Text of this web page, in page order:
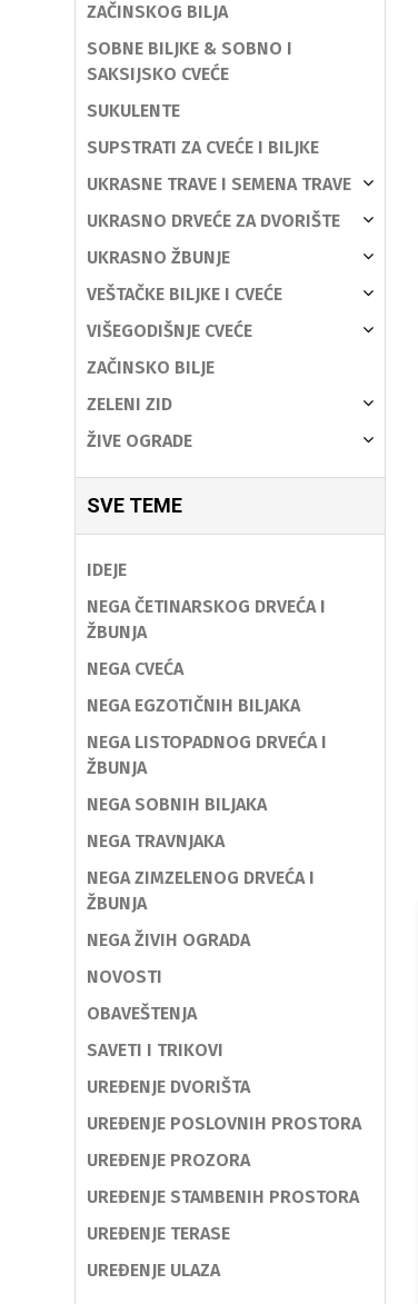
ZAČINSKOG BILJA
SOBNE BILJKE & SOBNO I
SAKSIJSKO CVEĆE
SUKULENTE
SUPSTRATI ZA CVEĆE I BILJKE
UKRASNE TRAVE I SEMENA TRAVE
UKRASNO DRVEĆE ZA DVORIŠTE
UKRASNO ŽBUNJE
VEŠTAČKE BILJKE I CVEĆE
VIŠEGODIŠNJE CVEĆE
ZAČINSKO BILJE
ZELENI ZID
ŽIVE OGRADE
SVE TEME
IDEJE
NEGA ČETINARSKOG DRVEĆA I
ŽBUNJA
NEGA CVEĆA
NEGA EGZOTIČNIH BILJAKA
NEGA LISTOPADNOG DRVEĆA I
ŽBUNJA
NEGA SOBNIH BILJAKA
NEGA TRAVNJAKA
NEGA ZIMZELENOG DRVEĆA I
ŽBUNJA
NEGA ŽIVIH OGRADA
NOVOSTI
OBAVEŠTENJA
SAVETI I TRIKOVI
UREĐENJE DVORIŠTA
UREĐENJE POSLOVNIH PROSTORA
UREĐENJE PROZORA
UREĐENJE STAMBENIH PROSTORA
UREĐENJE TERASE
UREĐENJE ULAZA